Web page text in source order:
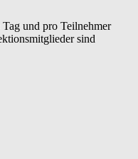
und pro Teilnehmer
sind